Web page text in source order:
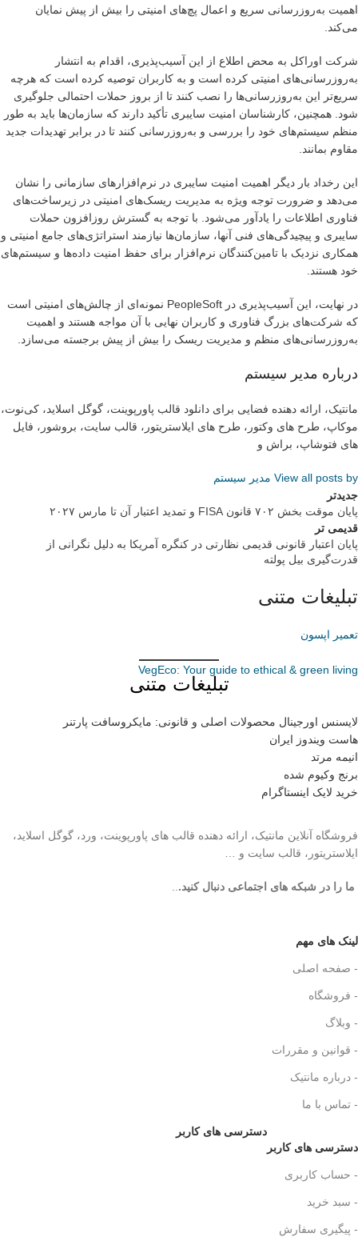
اهمیت به‌روزرسانی سریع و اعمال پچ‌های امنیتی را بیش از پیش نمایان
می‌کند.
شرکت اوراکل به محض اطلاع از این آسیب‌پذیری، اقدام به انتشار
به‌روزرسانی‌های امنیتی کرده است و به کاربران توصیه کرده است که هرچه
سریع‌تر این به‌روزرسانی‌ها را نصب کنند تا از بروز حملات احتمالی جلوگیری
شود. همچنین، کارشناسان امنیت سایبری تأکید دارند که سازمان‌ها باید به طور
منظم سیستم‌های خود را بررسی و به‌روزرسانی کنند تا در برابر تهدیدات جدید
مقاوم بمانند.
این رخداد بار دیگر اهمیت امنیت سایبری در نرم‌افزارهای سازمانی را نشان
می‌دهد و ضرورت توجه ویژه به مدیریت ریسک‌های امنیتی در زیرساخت‌های
فناوری اطلاعات را یادآور می‌شود. با توجه به گسترش روزافزون حملات
سایبری و پیچیدگی‌های فنی آنها، سازمان‌ها نیازمند استراتژی‌های جامع امنیتی و
همکاری نزدیک با تامین‌کنندگان نرم‌افزار برای حفظ امنیت داده‌ها و سیستم‌های
خود هستند.
در نهایت، این آسیب‌پذیری در PeopleSoft نمونه‌ای از چالش‌های امنیتی است
که شرکت‌های بزرگ فناوری و کاربران نهایی با آن مواجه هستند و اهمیت
به‌روزرسانی‌های منظم و مدیریت ریسک را بیش از پیش برجسته می‌سازد.
درباره مدیر سیستم
مانتیک، ارائه دهنده فضایی برای دانلود قالب پاورپوینت، گوگل اسلاید، کی‌نوت،
موکاپ، طرح های وکتور، طرح های ایلاستریتور، قالب سایت، بروشور، فایل
های فتوشاپ، براش و
View all posts by مدیر سیستم
جدیدتر
پایان موقت بخش ۷۰۲ قانون FISA و تمدید اعتبار آن تا مارس ۲۰۲۷
قدیمی تر
پایان اعتبار قانونی قدیمی نظارتی در کنگره آمریکا به دلیل نگرانی از
قدرت‌گیری بیل پولته
تبلیغات متنی
تعمیر اپسون
VegEco: Your guide to ethical & green living
تبلیغات متنی
لایسنس اورجینال محصولات اصلی و قانونی: مایکروسافت پارتنر
هاست ویندوز ایران
انیمه مرتد
برنج وکیوم شده
خرید لایک اینستاگرام
فروشگاه آنلاین مانتیک، ارائه دهنده قالب های پاورپوینت، ورد، گوگل اسلاید،
ایلاستریتور، قالب سایت و …
ما را در شبکه های اجتماعی دنبال کنید...
لینک های مهم
- صفحه اصلی
- فروشگاه
- وبلاگ
- قوانین و مقررات
- درباره مانتیک
- تماس با ما
دسترسی های کاربر
دسترسی های کاربر
- حساب کاربری
- سبد خرید
- پیگیری سفارش